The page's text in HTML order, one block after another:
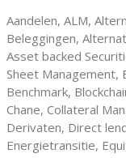
Aandelen, ALM,
Beleggingen,
Asset backed
Sheet Management,
Benchmark,
Chane, Collateral
Derivaten, Direct
Energietransitie,